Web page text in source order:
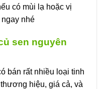
có mùi lạ hoặc vị
nhé
sen nguyên
bán rất nhiều loại tinh
hiệu, giá cả, và